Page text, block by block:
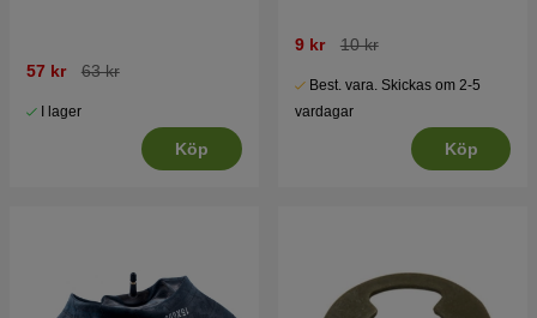
57 kr 63 kr
I lager
Köp
9 kr 10 kr
Best. vara. Skickas om 2-5
vardagar
Köp